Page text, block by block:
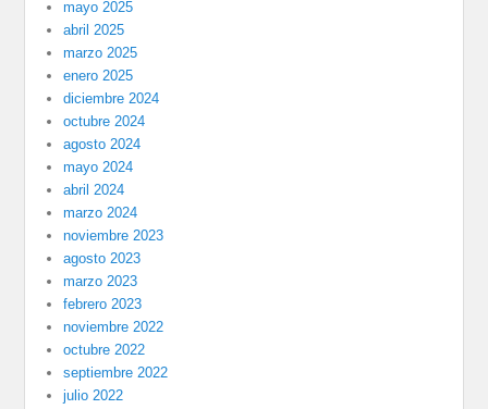
mayo 2025
abril 2025
marzo 2025
enero 2025
diciembre 2024
octubre 2024
agosto 2024
mayo 2024
abril 2024
marzo 2024
noviembre 2023
agosto 2023
marzo 2023
febrero 2023
noviembre 2022
octubre 2022
septiembre 2022
julio 2022